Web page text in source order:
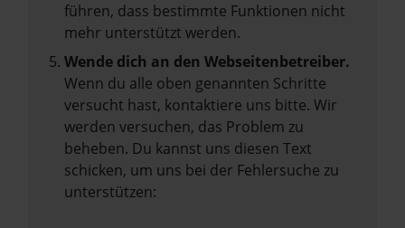
führen, dass bestimmte Funktionen nicht
mehr unterstützt werden.
Wende dich an den Webseitenbetreiber.
Wenn du alle oben genannten Schritte
versucht hast, kontaktiere uns bitte. Wir
werden versuchen, das Problem zu
beheben. Du kannst uns diesen Text
schicken, um uns bei der Fehlersuche zu
unterstützen: